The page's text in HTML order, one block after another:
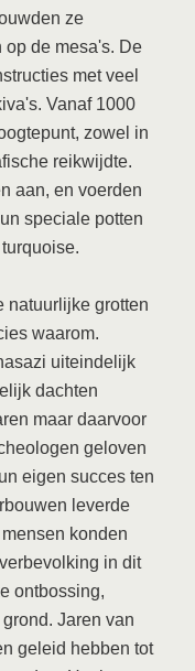
ze
op de mesa's. De
met veel
Vanaf 1000
zowel in
reikwijdte.
aan, en voerden
speciale potten
natuurlijke grotten
waarom.
uiteindelijk
dachten
maar daarvoor
geloven
eigen succes ten
leverde
konden
in dit
ontbossing,
Jaren van
geleid hebben tot